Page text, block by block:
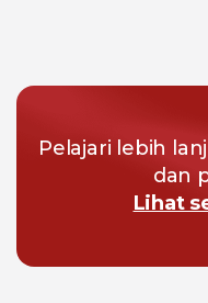
Pelajari lebih
dan
Lihat